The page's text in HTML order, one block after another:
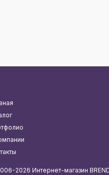
2026 Интернет-магазин